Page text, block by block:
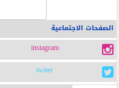
الصفحات الاجتماعية
instagram
twiter